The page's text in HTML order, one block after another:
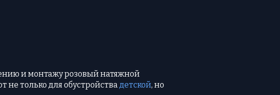
и монтажу розовый натяжной
не только для обустройства детской, но